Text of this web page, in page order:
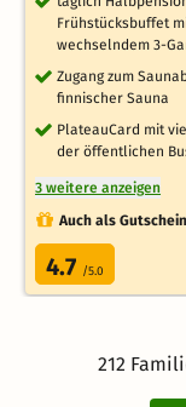
Frühstücksbuffet
wechselndem 3-
Zugang zum
finnischer Sauna
PlateauCard mit
der öffentlichen
3 weitere anzeigen
Auch als
4.7 /5.0
212